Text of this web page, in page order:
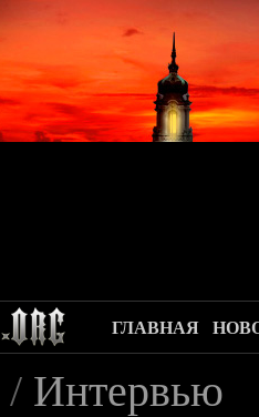
ГЛАВНАЯ
/ Интервью